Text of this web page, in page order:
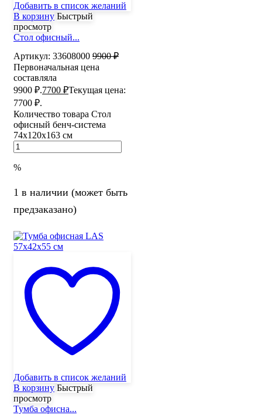
Добавить в список желаний
В корзину Быстрый
просмотр
Стол офисный...
Артикул: 33608000 9900₽
Первоначальная цена
составляла
9900 ₽.7700 ₽Текущая цена:
7700 ₽.
Количество товара Стол
офисный бенч-система
74х120х163 см
%
1 в наличии (может быть
предзаказано)
Добавить в список желаний
В корзину Быстрый
просмотр
Тумба офисна...